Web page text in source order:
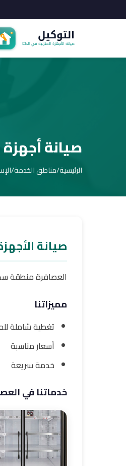
صيانة
الرئيسية/مناطق الخدمة/
صيانة
العصافرة منطقة
مميزاتنا
تغطية شاملة
أسعار مناسبة
خدمة سريعة
خدماتنا في